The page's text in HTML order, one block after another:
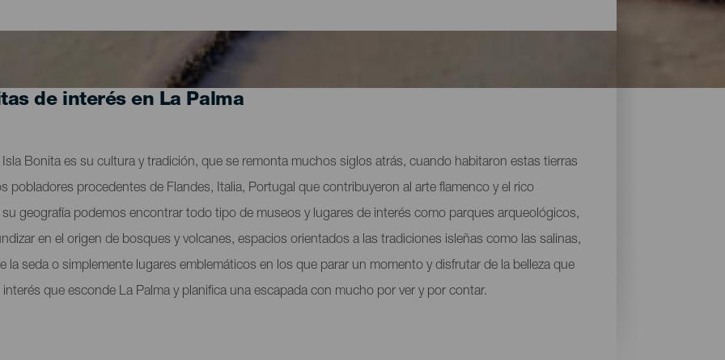
de interés en La Palma
Isla Bonita es su cultura y tradición, que se remonta muchos siglos atrás, cuando habitaron estas tierras
pobladores procedentes de Flandes, Italia, Portugal que contribuyeron al arte flamenco y el rico
geografía podemos encontrar todo tipo de museos y lugares de interés como parques arqueológicos,
en el origen de bosques y volcanes, espacios orientados a las tradiciones isleñas como las salinas,
la seda o simplemente lugares emblemáticos en los que parar un momento y disfrutar de la belleza que
que esconde La Palma y planifica una escapada con mucho por ver y por contar.